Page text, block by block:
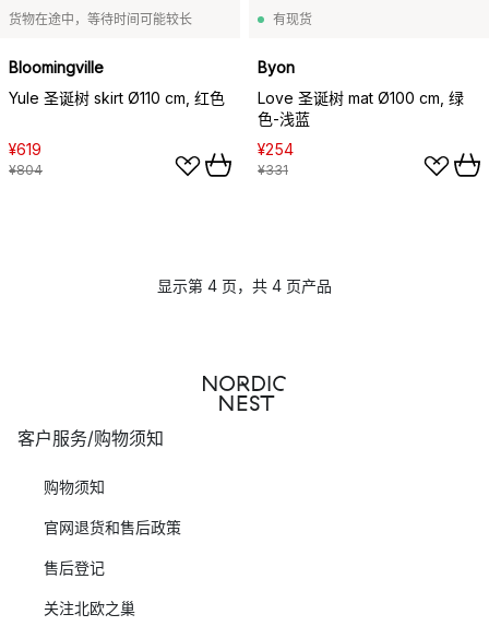
货物在途中，等待时间可能较长
Bloomingville
Yule 圣诞树 skirt Ø110 cm, 红色
¥619
¥804
有现货
Byon
Love 圣诞树 mat Ø100 cm, 绿
色-浅蓝
¥254
¥331
显示第 4 页，共 4 页产品
客户服务/购物须知
购物须知
官网退货和售后政策
售后登记
关注北欧之巢